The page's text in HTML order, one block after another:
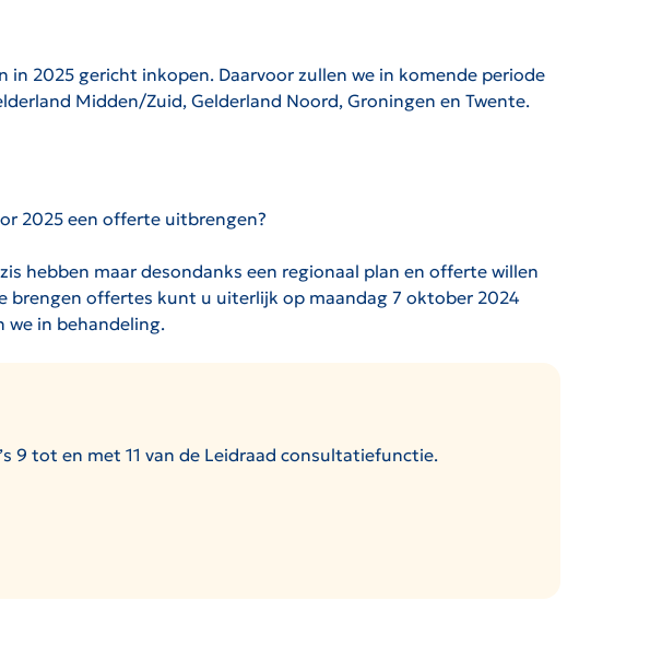
2025 gericht inkopen. Daarvoor zullen we in komende periode
Midden/Zuid, Gelderland Noord, Groningen en Twente.
2025 een offerte uitbrengen?
hebben maar desondanks een regionaal plan en offerte willen
offertes kunt u uiterlijk op maandag 7 oktober 2024
we in behandeling.
9 tot en met 11 van de Leidraad consultatiefunctie.